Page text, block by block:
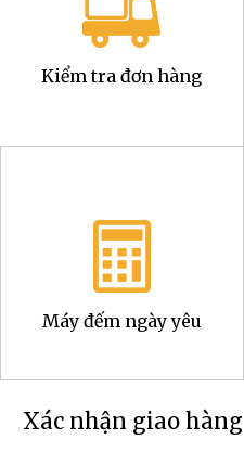
Kiểm tra đơn hàng
Máy đếm ngày yêu
Xác nhận giao hàng